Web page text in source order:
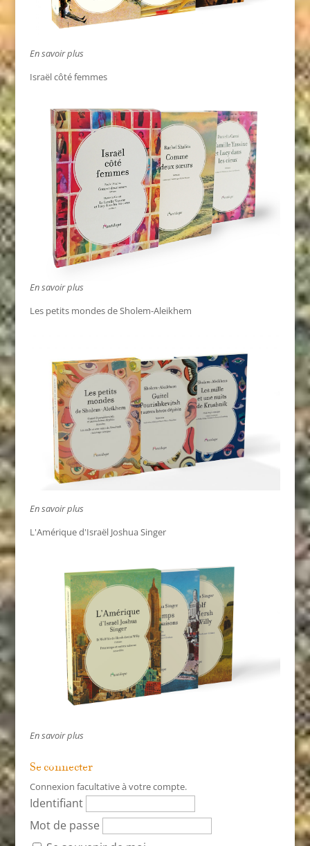
En savoir plus
Israël côté femmes
En savoir plus
Les petits mondes de Sholem-Aleikhem
En savoir plus
L'Amérique d'Israël Joshua Singer
En savoir plus
Se connecter
Connexion facultative à votre compte.
Identifiant
Mot de passe